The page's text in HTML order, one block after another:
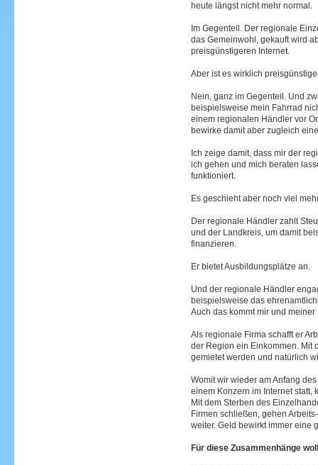
heute längst nicht mehr normal.
Im Gegenteil. Der regionale
das Gemeinwohl, gekauft wird
preisgünstigeren Internet.
Aber ist es wirklich
Nein, ganz im Gegenteil. Und
beispielsweise mein Fahrrad
einem regionalen Händler vor
bewirke damit aber zugleich
Ich zeige damit, dass mir der
ich gehen und mich beraten
funktioniert.
Es geschieht aber noch viel
Der regionale Händler zahlt
und der Landkreis, um damit
finanzieren.
Er bietet Ausbildungsplätze an.
Und der regionale Händler
beispielsweise das
Auch das kommt mir und
Als regionale Firma schafft er
der Region ein Einkommen. Mit
gemietet werden und natürlich
Womit wir wieder am Anfang
einem Konzern im Internet
Mit dem Sterben des
Firmen schließen, gehen
weiter. Geld bewirkt immer eine
Für diese Zusammenhänge